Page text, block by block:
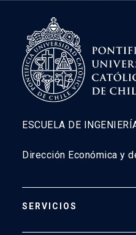
ESCUELA DE
Dirección Económica y
SERVICIOS